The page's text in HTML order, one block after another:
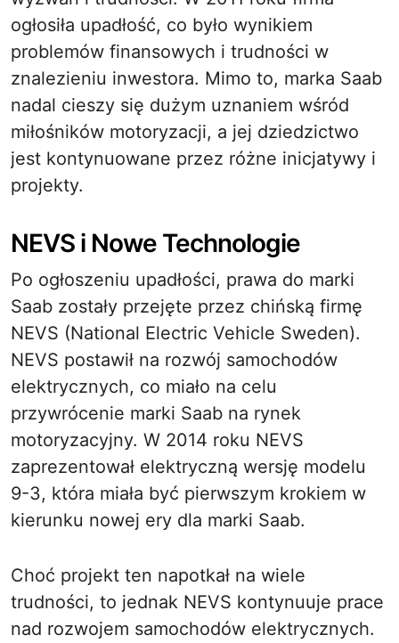
ogłosiła upadłość, co było wynikiem
problemów finansowych i trudności w
znalezieniu inwestora. Mimo to, marka Saab
nadal cieszy się dużym uznaniem wśród
miłośników motoryzacji, a jej dziedzictwo
jest kontynuowane przez różne inicjatywy i
projekty.
NEVS i Nowe Technologie
Po ogłoszeniu upadłości, prawa do marki
Saab zostały przejęte przez chińską firmę
NEVS (National Electric Vehicle Sweden).
NEVS postawił na rozwój samochodów
elektrycznych, co miało na celu
przywrócenie marki Saab na rynek
motoryzacyjny. W 2014 roku NEVS
zaprezentował elektryczną wersję modelu
9-3, która miała być pierwszym krokiem w
kierunku nowej ery dla marki Saab.
Choć projekt ten napotkał na wiele
trudności, to jednak NEVS kontynuuje prace
nad rozwojem samochodów elektrycznych.